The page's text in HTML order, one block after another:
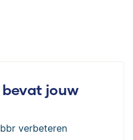
jouw
verbeteren